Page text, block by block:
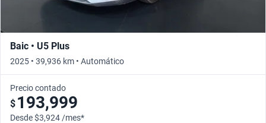
Baic • U5 Plus
2025 • 39,936 km • Automático
Precio contado
$ 193,999
Desde $3,924 /mes*